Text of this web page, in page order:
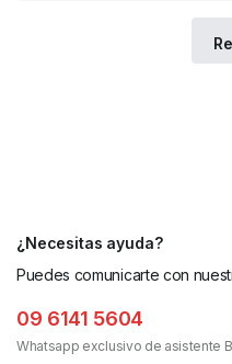
¿Necesitas ayuda?
Puedes comunicarte con
09 6141 5604
Whatsapp exclusivo de asistente